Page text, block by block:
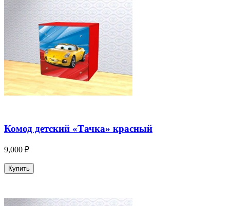
Комод детский «Тачка» красный
9,000 ₽